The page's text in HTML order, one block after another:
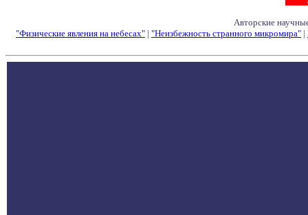
Авторские
"Физические явления на небесах" | "Неизбежность странного микромира" |